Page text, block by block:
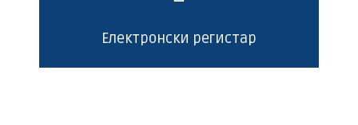
Електронски регистар